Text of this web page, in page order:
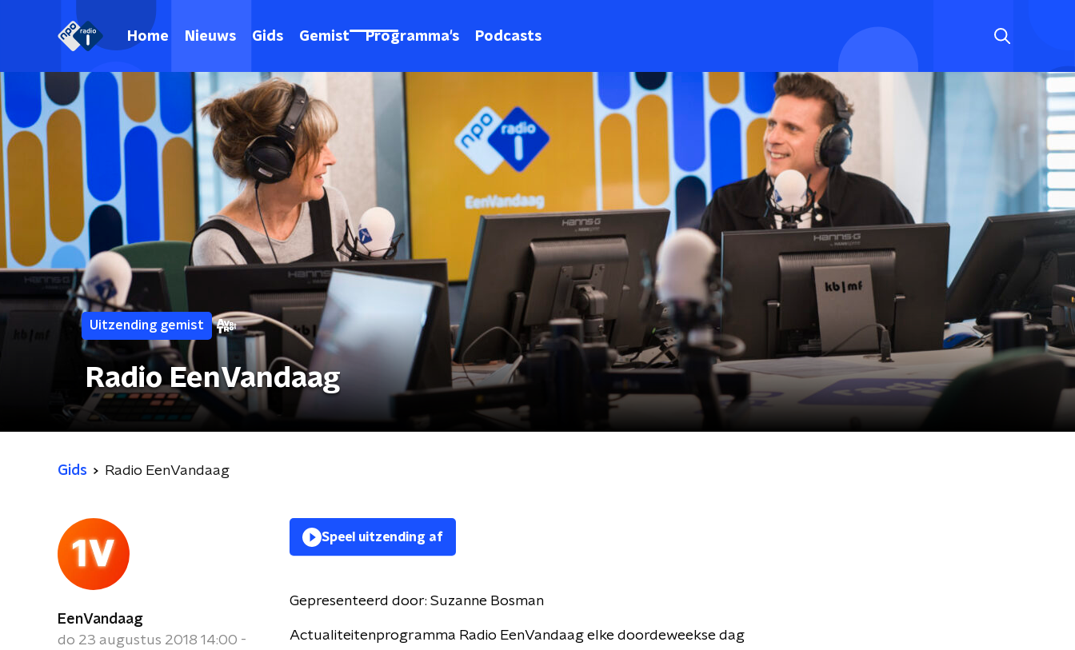
Home Nieuws Gids Gemist Programma's Podcasts
Uitzending gemist
Radio EenVandaag
Gids Radio EenVandaag
EenVandaag
do 23 augustus 2018 14:00 -
Speel uitzending af
Gepresenteerd door: Suzanne Bosman
Actualiteitenprogramma Radio EenVandaag elke doordeweekse dag